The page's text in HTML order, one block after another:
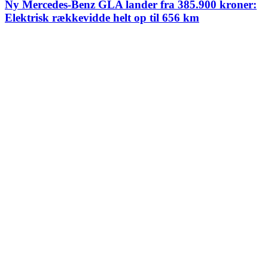
Ny Mercedes-Benz GLA lander fra 385.900 kroner:
Elektrisk rækkevidde helt op til 656 km